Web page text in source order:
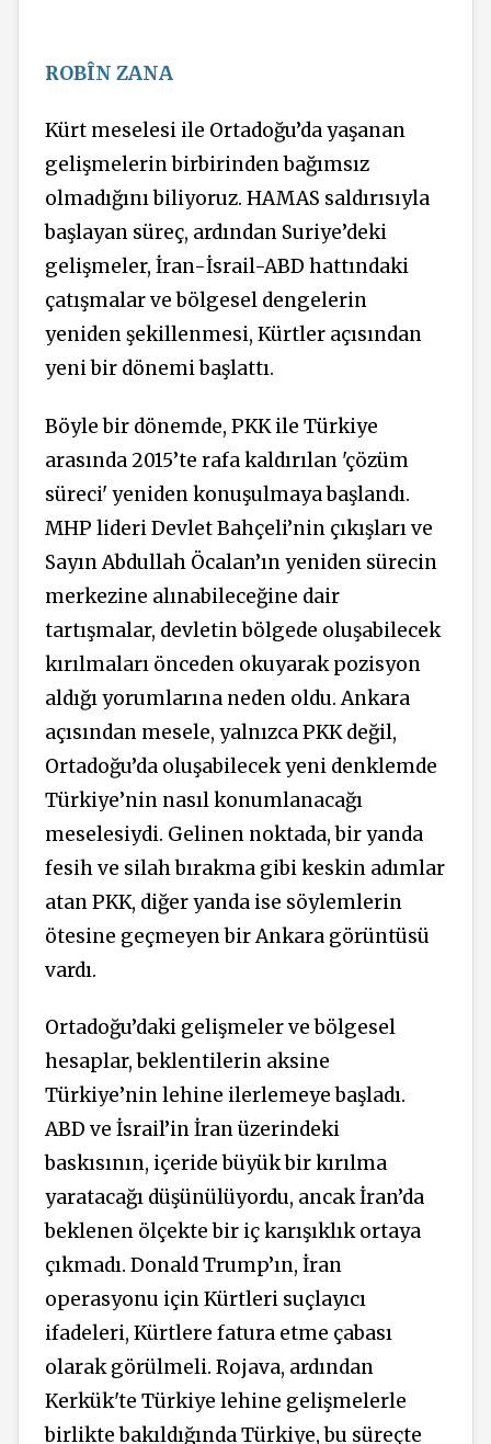
ROBÎN ZANA
Kürt meselesi ile Ortadoğu’da yaşanan
gelişmelerin birbirinden bağımsız
olmadığını biliyoruz. HAMAS saldırısıyla
başlayan süreç, ardından Suriye’deki
gelişmeler, İran-İsrail-ABD hattındaki
çatışmalar ve bölgesel dengelerin
yeniden şekillenmesi, Kürtler açısından
yeni bir dönemi başlattı.
Böyle bir dönemde, PKK ile Türkiye
arasında 2015’te rafa kaldırılan 'çözüm
süreci' yeniden konuşulmaya başlandı.
MHP lideri Devlet Bahçeli’nin çıkışları ve
Sayın Abdullah Öcalan’ın yeniden sürecin
merkezine alınabileceğine dair
tartışmalar, devletin bölgede oluşabilecek
kırılmaları önceden okuyarak pozisyon
aldığı yorumlarına neden oldu. Ankara
açısından mesele, yalnızca PKK değil,
Ortadoğu’da oluşabilecek yeni denklemde
Türkiye’nin nasıl konumlanacağı
meselesiydi. Gelinen noktada, bir yanda
fesih ve silah bırakma gibi keskin adımlar
atan PKK, diğer yanda ise söylemlerin
ötesine geçmeyen bir Ankara görüntüsü
vardı.
Ortadoğu’daki gelişmeler ve bölgesel
hesaplar, beklentilerin aksine
Türkiye’nin lehine ilerlemeye başladı.
ABD ve İsrail’in İran üzerindeki
baskısının, içeride büyük bir kırılma
yaratacağı düşünülüyordu, ancak İran’da
beklenen ölçekte bir iç karışıklık ortaya
çıkmadı. Donald Trump’ın, İran
operasyonu için Kürtleri suçlayıcı
ifadeleri, Kürtlere fatura etme çabası
olarak görülmeli. Rojava, ardından
Kerkük'te Türkiye lehine gelişmelerle
birlikte bakıldığında Türkiye, bu süreçte